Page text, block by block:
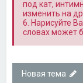
под кат,
изменить на
6. Нарисуйте
словах может
Новая тема